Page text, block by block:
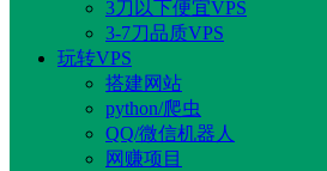
3刀以下便宜VPS
3-7刀品质VPS
玩转VPS
搭建网站
python/爬虫
QQ/微信机器人
网赚项目